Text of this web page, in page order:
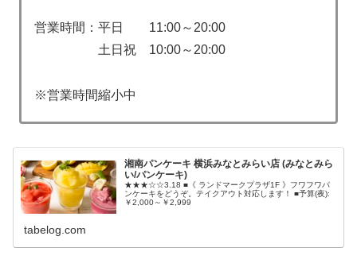
営業時間：平日 11:00～20:00
土日祝 10:00～20:00
※営業時間縮小中
湘南パンケーキ 横浜みなとみらい店 (みなとみら
い/パンケーキ)
★★★☆☆3.18 ■《 ランドマークプラザ1F 》フワフワパ
ンケーキをどうぞ。テイクアウト対応します！ ■予算(夜):
￥2,000～￥2,999
tabelog.com